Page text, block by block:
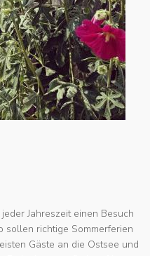
Jahreszeit einen Besuch
sollen richtige Sommerferien
Gäste an die Ostsee und